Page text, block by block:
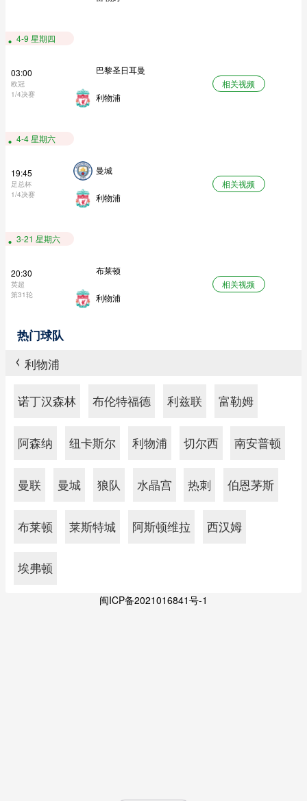
4-9 星期四
03:00
欧冠
1/4决赛
巴黎圣日耳曼
利物浦
相关视频
4-4 星期六
19:45
足总杯
1/4决赛
曼城
利物浦
相关视频
3-21 星期六
20:30
英超
第31轮
布莱顿
利物浦
相关视频
热门球队
> 利物浦
诺丁汉森林 布伦特福德 利兹联 富勒姆
阿森纳 纽卡斯尔 利物浦 切尔西 南安普顿
曼联 曼城 狼队 水晶宫 热刺 伯恩茅斯
布莱顿 莱斯特城 阿斯顿维拉 西汉姆
埃弗顿
闽ICP备2021016841号-1